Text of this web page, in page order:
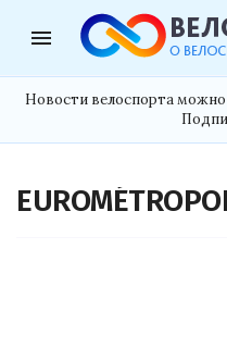
menu
Новости велоспорта можно